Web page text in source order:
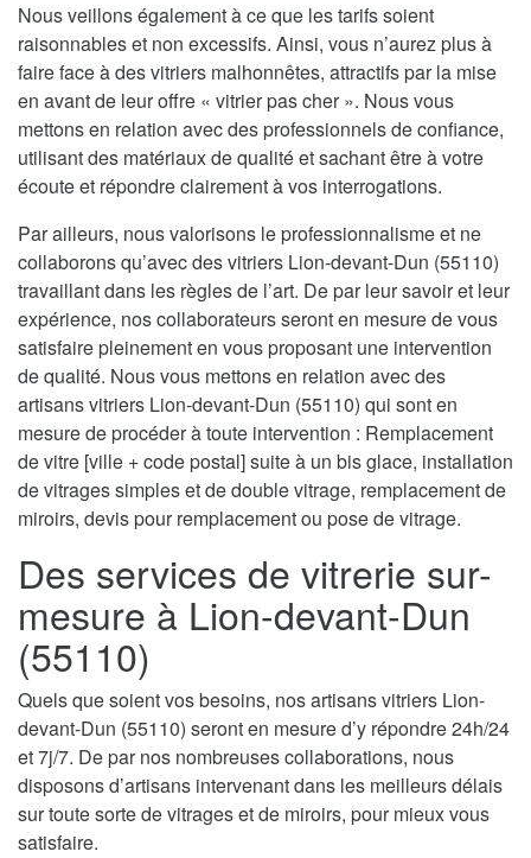
Nous veillons également à ce que les tarifs soient
raisonnables et non excessifs. Ainsi, vous n’aurez plus à
faire face à des vitriers malhonnêtes, attractifs par la mise
en avant de leur offre « vitrier pas cher ». Nous vous
mettons en relation avec des professionnels de confiance,
utilisant des matériaux de qualité et sachant être à votre
écoute et répondre clairement à vos interrogations.
Par ailleurs, nous valorisons le professionnalisme et ne
collaborons qu’avec des vitriers Lion-devant-Dun (55110)
travaillant dans les règles de l’art. De par leur savoir et leur
expérience, nos collaborateurs seront en mesure de vous
satisfaire pleinement en vous proposant une intervention
de qualité. Nous vous mettons en relation avec des
artisans vitriers Lion-devant-Dun (55110) qui sont en
mesure de procéder à toute intervention : Remplacement
de vitre [ville + code postal] suite à un bis glace, installation
de vitrages simples et de double vitrage, remplacement de
miroirs, devis pour remplacement ou pose de vitrage.
Des services de vitrerie sur-
mesure à Lion-devant-Dun
(55110)
Quels que soient vos besoins, nos artisans vitriers Lion-
devant-Dun (55110) seront en mesure d’y répondre 24h/24
et 7j/7. De par nos nombreuses collaborations, nous
disposons d’artisans intervenant dans les meilleurs délais
sur toute sorte de vitrages et de miroirs, pour mieux vous
satisfaire.